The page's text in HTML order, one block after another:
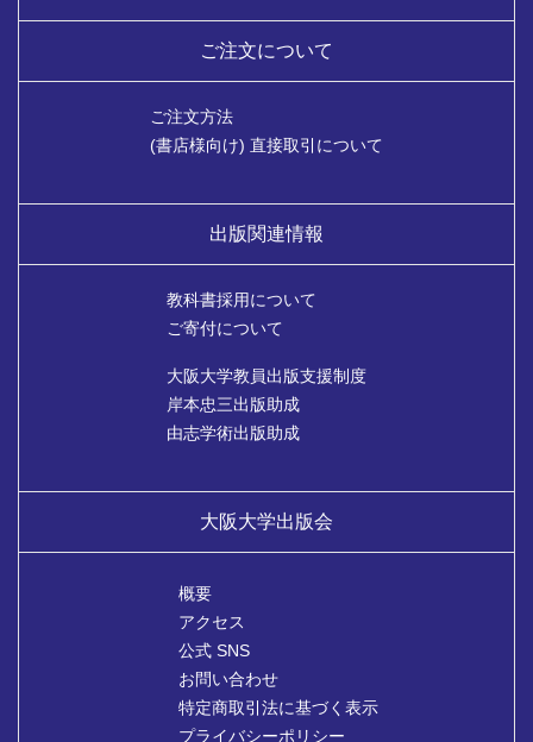
ご注文について
ご注文方法
(書店様向け) 直接取引について
出版関連情報
教科書採用について
ご寄付について
大阪大学教員出版支援制度
岸本忠三出版助成
由志学術出版助成
大阪大学出版会
概要
アクセス
公式 SNS
お問い合わせ
特定商取引法に基づく表示
プライバシーポリシー